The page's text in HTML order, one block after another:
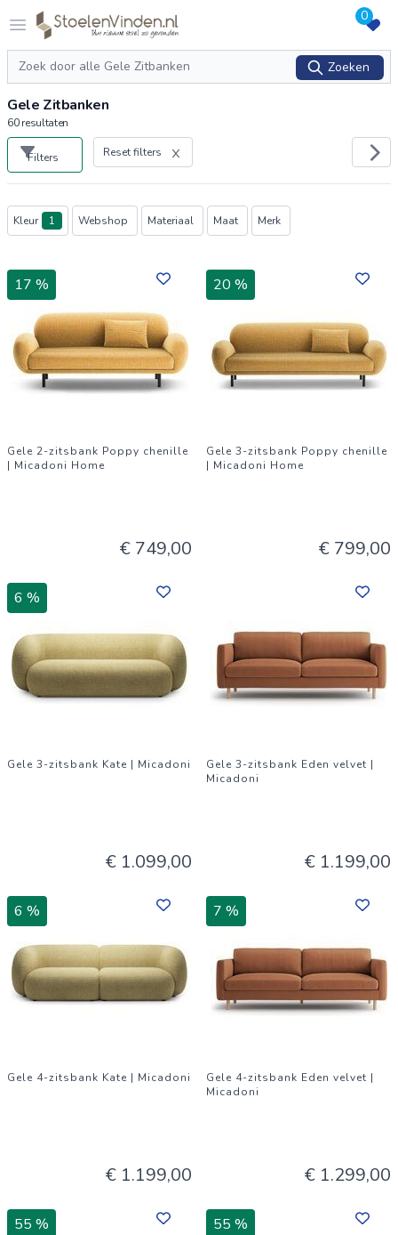
Open menu
Logo stoelenvinden.nl 0
Zoeken
Zoeken
Gele Zitbanken
60resultaten
Filters Reset filters
Producten
Kleur 1 Webshop Materiaal Maat Merk
17 %
Gele 2-zitsbank Poppy chenille
| Micadoni Home
€ 749,00
20 %
Gele 3-zitsbank Poppy chenille
| Micadoni Home
€ 799,00
6 %
Gele 3-zitsbank Kate | Micadoni
€ 1.099,00
Gele 3-zitsbank Eden velvet |
Micadoni
€ 1.199,00
6 %
Gele 4-zitsbank Kate | Micadoni
€ 1.199,00
7 %
Gele 4-zitsbank Eden velvet |
Micadoni
€ 1.299,00
55 % 55 %